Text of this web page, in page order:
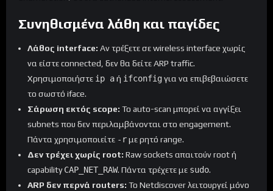
Συνηθισμένα λάθη και παγίδες
Λάθος interface: Αν τρέξετε σε wireless interface χωρίς
να είστε connected, δεν θα δείτε ARP traffic.
Χρησιμοποιήστε ip aή ifconfigγια να επιβεβαιώσετε
το σωστό iface.
Σάρωση εκτός scope: Το auto-scan μπορεί να αγγίξει
subnets που δεν περιλαμβάνονται στο engagement.
Πάντα χρησιμοποιείτε -rμε ρητό range.
Δεν τρέχει χωρίς root: Raw sockets απαιτούν root ή
capabilityCAP_NET_RAW. Πάντα τρέχετε με sudo.
ARP δεν περνά routers: Το Netdiscover λειτουργεί μόνο